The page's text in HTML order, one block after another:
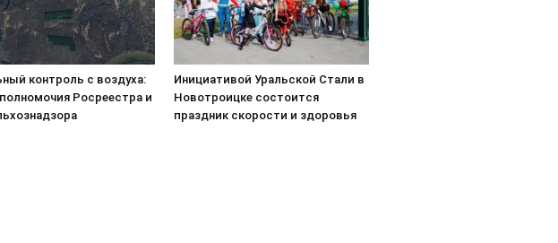
контроль с воздуха:
Росреестра и
Инициативой Уральской Стали в
Новотроицке состоится
праздник скорости и здоровья